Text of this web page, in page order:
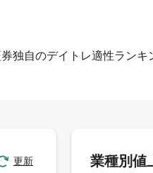
独自のデイトレ適性ランキ